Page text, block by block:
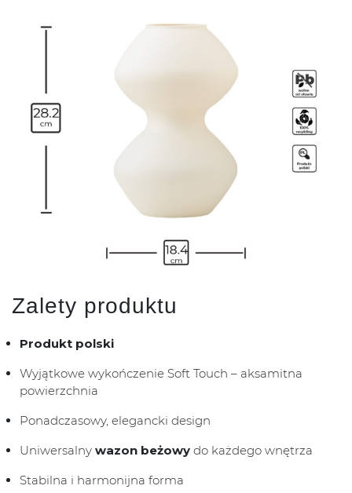
Zalety produktu
Produkt polski
Wyjątkowe wykończenie Soft Touch – aksamitna
powierzchnia
Ponadczasowy, elegancki design
Uniwersalny wazon beżowy do każdego wnętrza
Stabilna i harmonijna forma